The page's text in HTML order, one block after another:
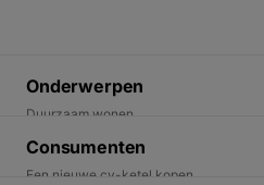
Onderwerpen
Duurzaam wonen
Energietransitie
Duurzame oplossingen
Consumenten
Een nieuwe cv-ketel kopen